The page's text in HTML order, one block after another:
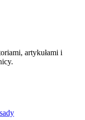
artykułami i